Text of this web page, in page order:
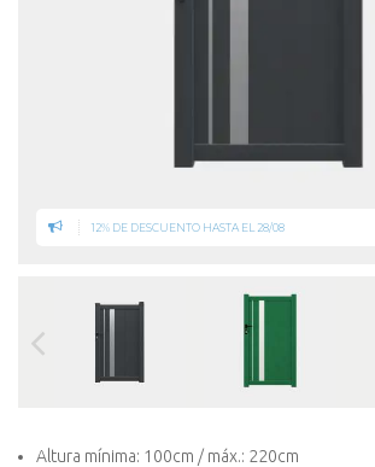
12% DE DESCUENTO HASTA EL 28/08
Altura mínima: 100cm / máx.: 220cm